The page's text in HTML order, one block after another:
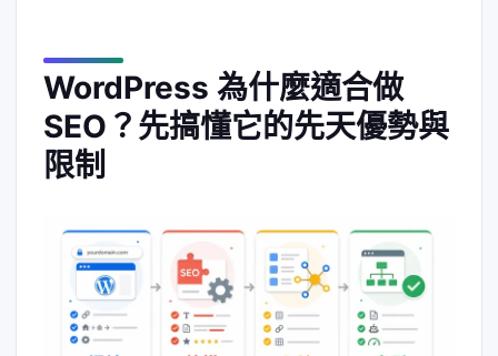
WordPress 為什麼適合做
SEO？先搞懂它的先天優勢與
限制